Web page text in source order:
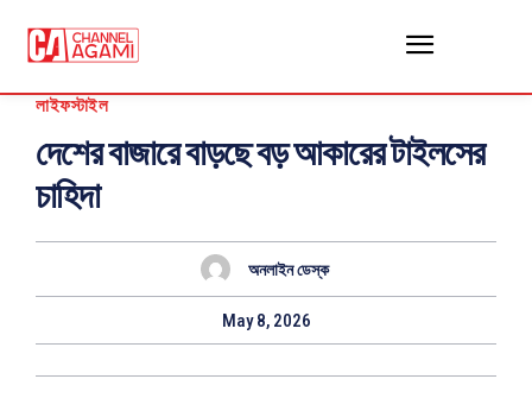
লাইফস্টাইল
দেশের বাজারে বাড়ছে বড় আকারের টাইলসের
চাহিদা
অনলাইন ডেস্ক
May 8, 2026